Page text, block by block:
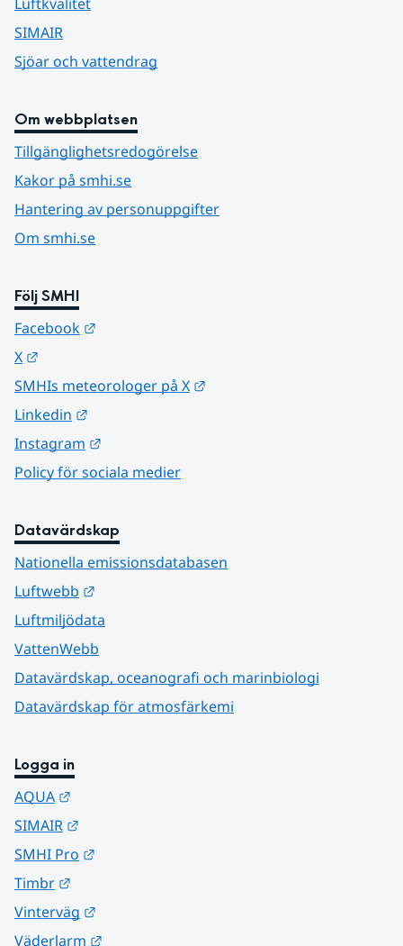
SIMAIR
Sjöar och vattendrag
Om webbplatsen
Tillgänglighetsredogörelse
Kakor på smhi.se
Hantering av personuppgifter
Om smhi.se
Följ SMHI
Facebook
X
SMHIs meteorologer på X
Linkedin
Instagram
Policy för sociala medier
Datavärdskap
Nationella emissionsdatabasen
Luftwebb
Luftmiljödata
VattenWebb
Datavärdskap, oceanografi och marinbiologi
Datavärdskap för atmosfärkemi
Logga in
AQUA
SIMAIR
SMHI Pro
Timbr
Vinterväg
Väderlarm